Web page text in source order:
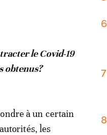
le Covid-19
obtenus?
à un certain
les
6
7
8